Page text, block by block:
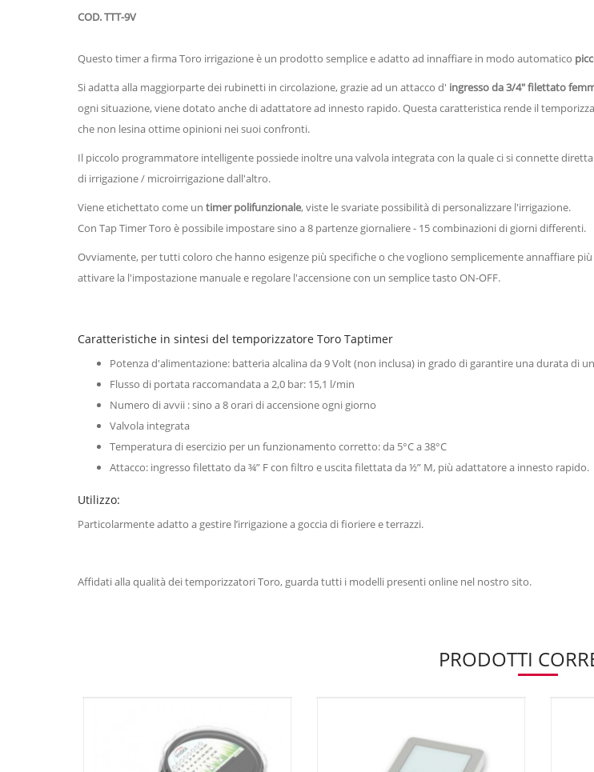
COD. TTT-9V
Questo timer a firma Toro irrigazione è un prodotto semplice e adatto ad innaffiare in modo automatico
Si adatta alla maggiorparte dei rubinetti in circolazione, grazie ad un attacco d' ingresso da 3/4" filettato
ogni situazione, viene dotato anche di adattatore ad innesto rapido. Questa caratteristica rende il
che non lesina ottime opinioni nei suoi confronti.
Il piccolo programmatore intelligente possiede inoltre una valvola integrata con la quale ci si connette
di irrigazione / microirrigazione dall'altro.
Viene etichettato come un timer polifunzionale, viste le svariate possibilità di personalizzare l'irrigazione.
Con Tap Timer Toro è possibile impostare sino a 8 partenze giornaliere - 15 combinazioni di giorni differenti.
Ovviamente, per tutti coloro che hanno esigenze più specifiche o che vogliono semplicemente annaffiare
attivare la l'impostazione manuale e regolare l'accensione con un semplice tasto ON-OFF.
Caratteristiche in sintesi del temporizzatore Toro Taptimer
Potenza d'alimentazione: batteria alcalina da 9 Volt (non inclusa) in grado di garantire una durata di
Flusso di portata raccomandata a 2,0 bar: 15,1 l/min
Numero di avvii : sino a 8 orari di accensione ogni giorno
Valvola integrata
Temperatura di esercizio per un funzionamento corretto: da 5°C a 38°C
Attacco: ingresso filettato da ¾” F con filtro e uscita filettata da ½” M, più adattatore a innesto rapido.
Utilizzo:
Particolarmente adatto a gestire l’irrigazione a goccia di fioriere e terrazzi.
Affidati alla qualità dei temporizzatori Toro, guarda tutti i modelli presenti online nel nostro sito.
PRODOTTI